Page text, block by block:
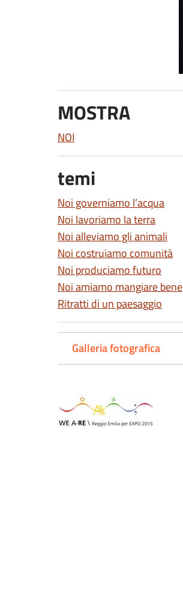
MOSTRA
NOI
temi
Noi governiamo l’acqua
Noi lavoriamo la terra
Noi alleviamo gli animali
Noi costruiamo comunità
Noi produciamo futuro
Noi amiamo mangiare bene
Ritratti di un paesaggio
Galleria fotografica